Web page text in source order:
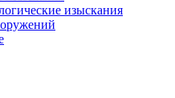
изыскания